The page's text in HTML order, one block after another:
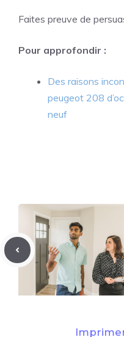
Faites preuve de
Pour approfondir :
Des raisons
peugeot 208
neuf